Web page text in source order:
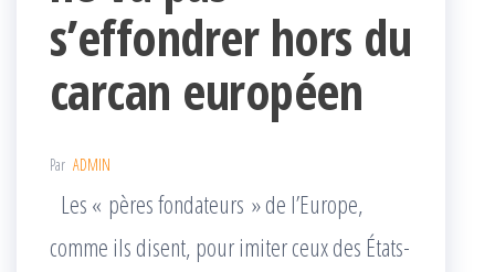
s’effondrer hors du
carcan européen
Par ADMIN
Les « pères fondateurs » de l’Europe,
comme ils disent, pour imiter ceux des États-